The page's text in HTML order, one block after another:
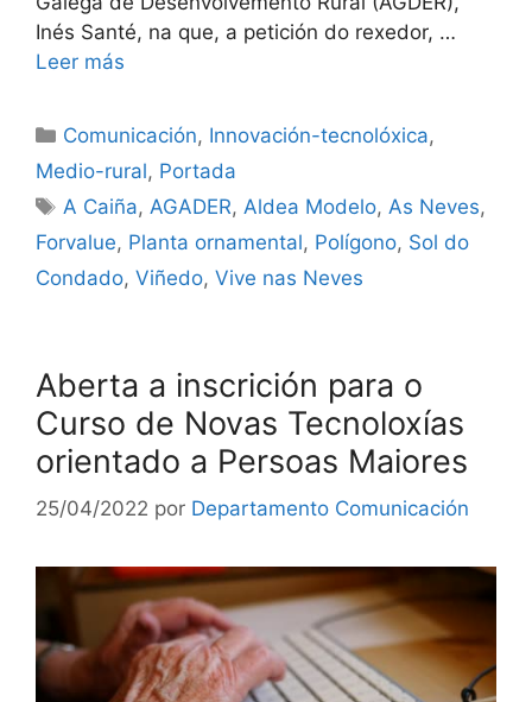
Inés Santé, na que, a petición do rexedor, …
Leer más
Comunicación, Innovación-tecnolóxica,
Medio-rural, Portada
A Caiña, AGADER, Aldea Modelo, As Neves,
Forvalue, Planta ornamental, Polígono, Sol do
Condado, Viñedo, Vive nas Neves
Aberta a inscrición para o
Curso de Novas Tecnoloxías
orientado a Persoas Maiores
25/04/2022 por Departamento Comunicación